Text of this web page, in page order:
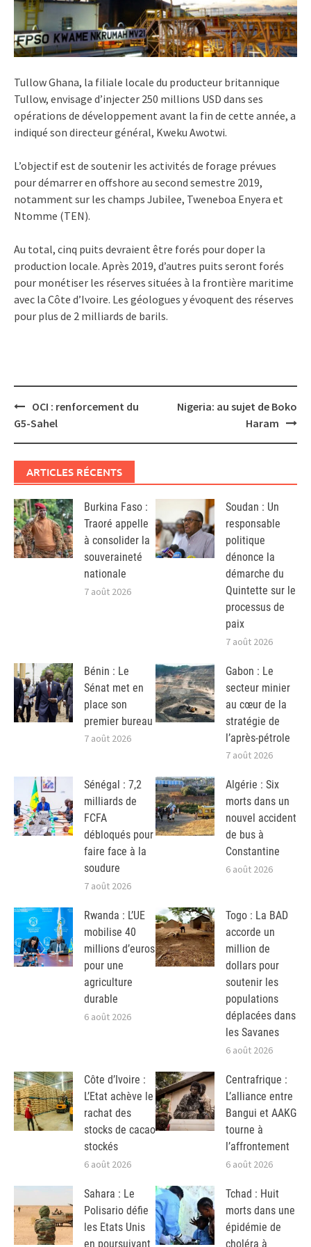
Tullow Ghana, la filiale locale du producteur britannique
Tullow, envisage d’injecter 250 millions USD dans ses
opérations de développement avant la fin de cette année, a
indiqué son directeur général, Kweku Awotwi.
L’objectif est de soutenir les activités de forage prévues
pour démarrer en offshore au second semestre 2019,
notamment sur les champs Jubilee, Tweneboa Enyera et
Ntomme (TEN).
Au total, cinq puits devraient être forés pour doper la
production locale. Après 2019, d’autres puits seront forés
pour monétiser les réserves situées à la frontière maritime
avec la Côte d’Ivoire. Les géologues y évoquent des réserves
pour plus de 2 milliards de barils.
Post
navigation
OCI : renforcement du
G5-Sahel
Nigeria: au sujet de Boko
Haram
ARTICLES RÉCENTS
Burkina Faso :
Traoré appelle
à consolider la
souveraineté
nationale
7 août 2026
Soudan : Un
responsable
politique
dénonce la
démarche du
Quintette sur le
processus de
paix
7 août 2026
Bénin : Le
Sénat met en
place son
premier bureau
7 août 2026
Gabon : Le
secteur minier
au cœur de la
stratégie de
l’après-pétrole
7 août 2026
Sénégal : 7,2
milliards de
FCFA
débloqués pour
faire face à la
soudure
7 août 2026
Algérie : Six
morts dans un
nouvel accident
de bus à
Constantine
6 août 2026
Rwanda : L’UE
mobilise 40
millions d’euros
pour une
agriculture
durable
6 août 2026
Togo : La BAD
accorde un
million de
dollars pour
soutenir les
populations
déplacées dans
les Savanes
6 août 2026
Côte d’Ivoire :
L’Etat achève le
rachat des
stocks de cacao
stockés
6 août 2026
Centrafrique :
L’alliance entre
Bangui et AAKG
tourne à
l’affrontement
6 août 2026
Sahara : Le
Polisario défie
les Etats Unis
en poursuivant
Tchad : Huit
morts dans une
épidémie de
choléra à